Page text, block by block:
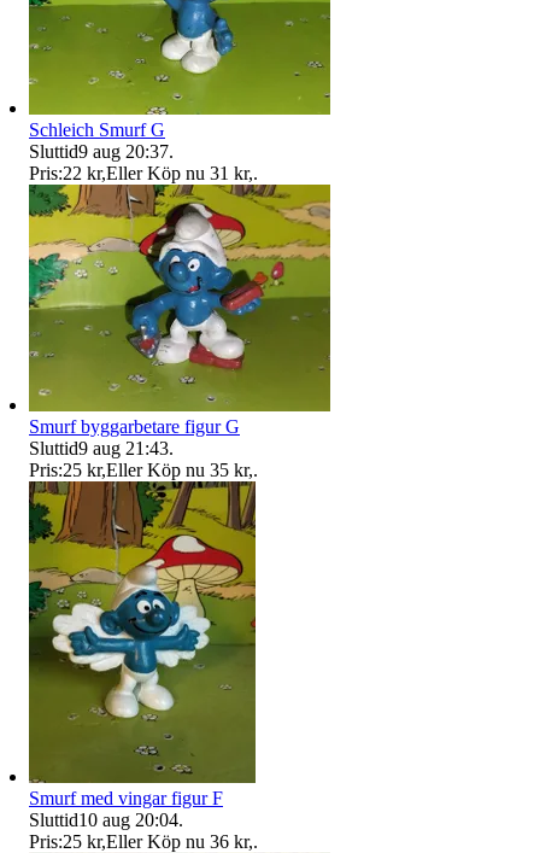
Schleich Smurf G
Sluttid9 aug 20:37.
Pris:22 kr,Eller Köp nu 31 kr,.
Smurf byggarbetare figur G
Sluttid9 aug 21:43.
Pris:25 kr,Eller Köp nu 35 kr,.
Smurf med vingar figur F
Sluttid10 aug 20:04.
Pris:25 kr,Eller Köp nu 36 kr,.